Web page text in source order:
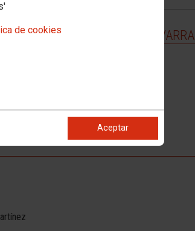
de cookies
Aceptar
LA CIUDADANÍA DE CCOO NAVARRA